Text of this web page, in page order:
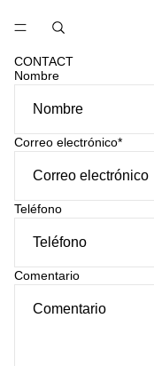
CONTACT
Nombre
Correo electrónico*
Teléfono
Comentario